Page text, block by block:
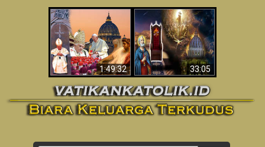
1:49:32
Wahyu di Vatikan
Sekarang
33:05
Apakah Alkitab
Memprediksikan 70
Tahun Tanpa
Seorang Paus?